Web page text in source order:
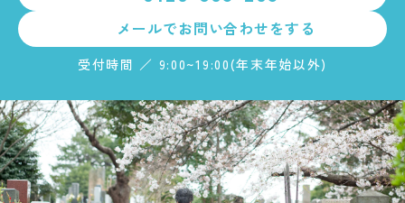
メールでお問い合わせをする
受付時間 ／ 9:00~19:00(年末年始以外)